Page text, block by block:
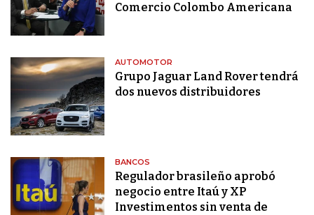
Comercio Colombo Americana
AUTOMOTOR
Grupo Jaguar Land Rover tendrá
dos nuevos distribuidores
BANCOS
Regulador brasileño aprobó
negocio entre Itaú y XP
Investimentos sin venta de